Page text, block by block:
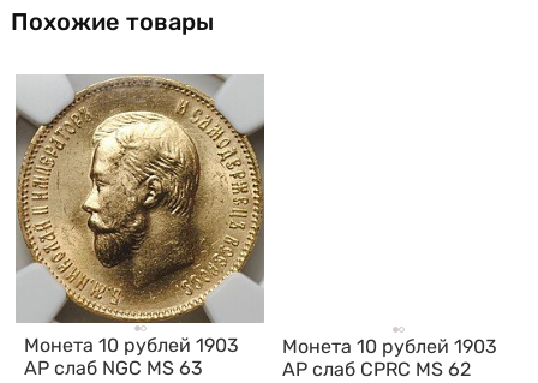
Похожие товары
Монета 10 рублей 1903
АР слаб NGC MS 63
Монета 10 рублей 1903
АР слаб CPRC MS 62